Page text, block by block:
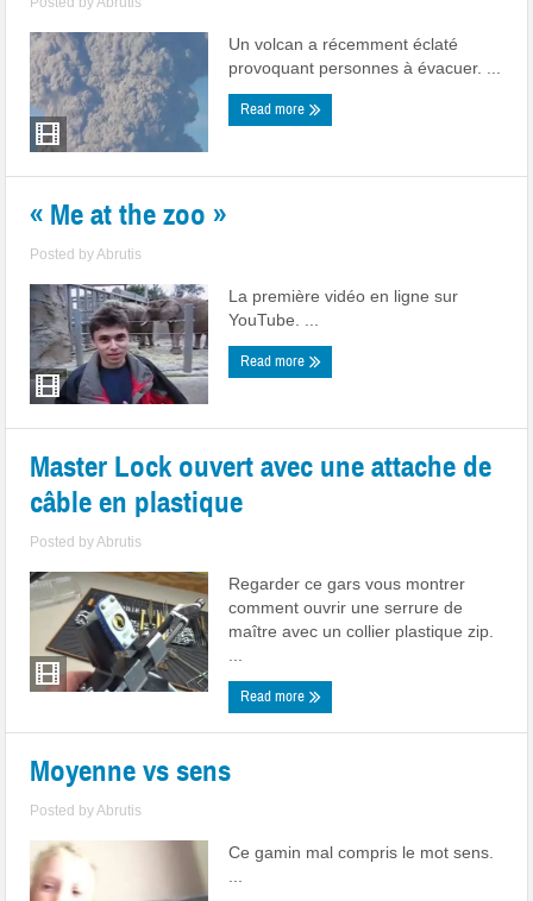
Un volcan a récemment éclaté
provoquant personnes à évacuer. ...
Read more
« Me at the zoo »
Posted byAbrutis
La première vidéo en ligne sur
YouTube. ...
Read more
Master Lock ouvert avec une attache de
câble en plastique
Posted byAbrutis
Regarder ce gars vous montrer
comment ouvrir une serrure de
maître avec un collier plastique zip.
Read more
Moyenne vs sens
Posted byAbrutis
Ce gamin mal compris le mot sens.